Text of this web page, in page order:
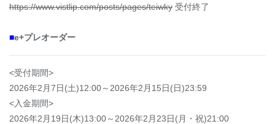
https://www.vistlip.com/posts/pages/teiwky 受付終了
■e+プレオーダー
<受付期間>
2026年2月7日(土)12:00～2026年2月15日(日)23:59
<入金期間>
2026年2月19日(木)13:00～2026年2月23日(月・祝)21:00